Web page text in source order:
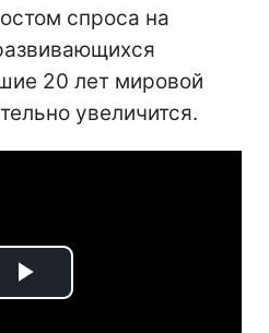
спроса на
20 лет мировой
увеличится.
Play